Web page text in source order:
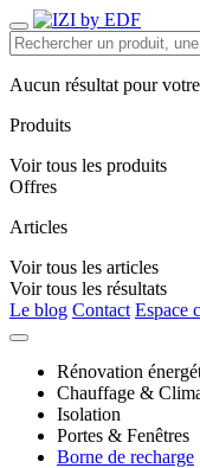
Aucun résultat pour
Produits
Voir tous les produits
Offres
Articles
Voir tous les articles
Voir tous les résultats
Le blog Contact Espace
Rénovation
Chauffage &
Isolation
Portes & Fenêtres
Borne de recharge